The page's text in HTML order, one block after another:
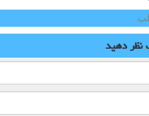
نظر دهید